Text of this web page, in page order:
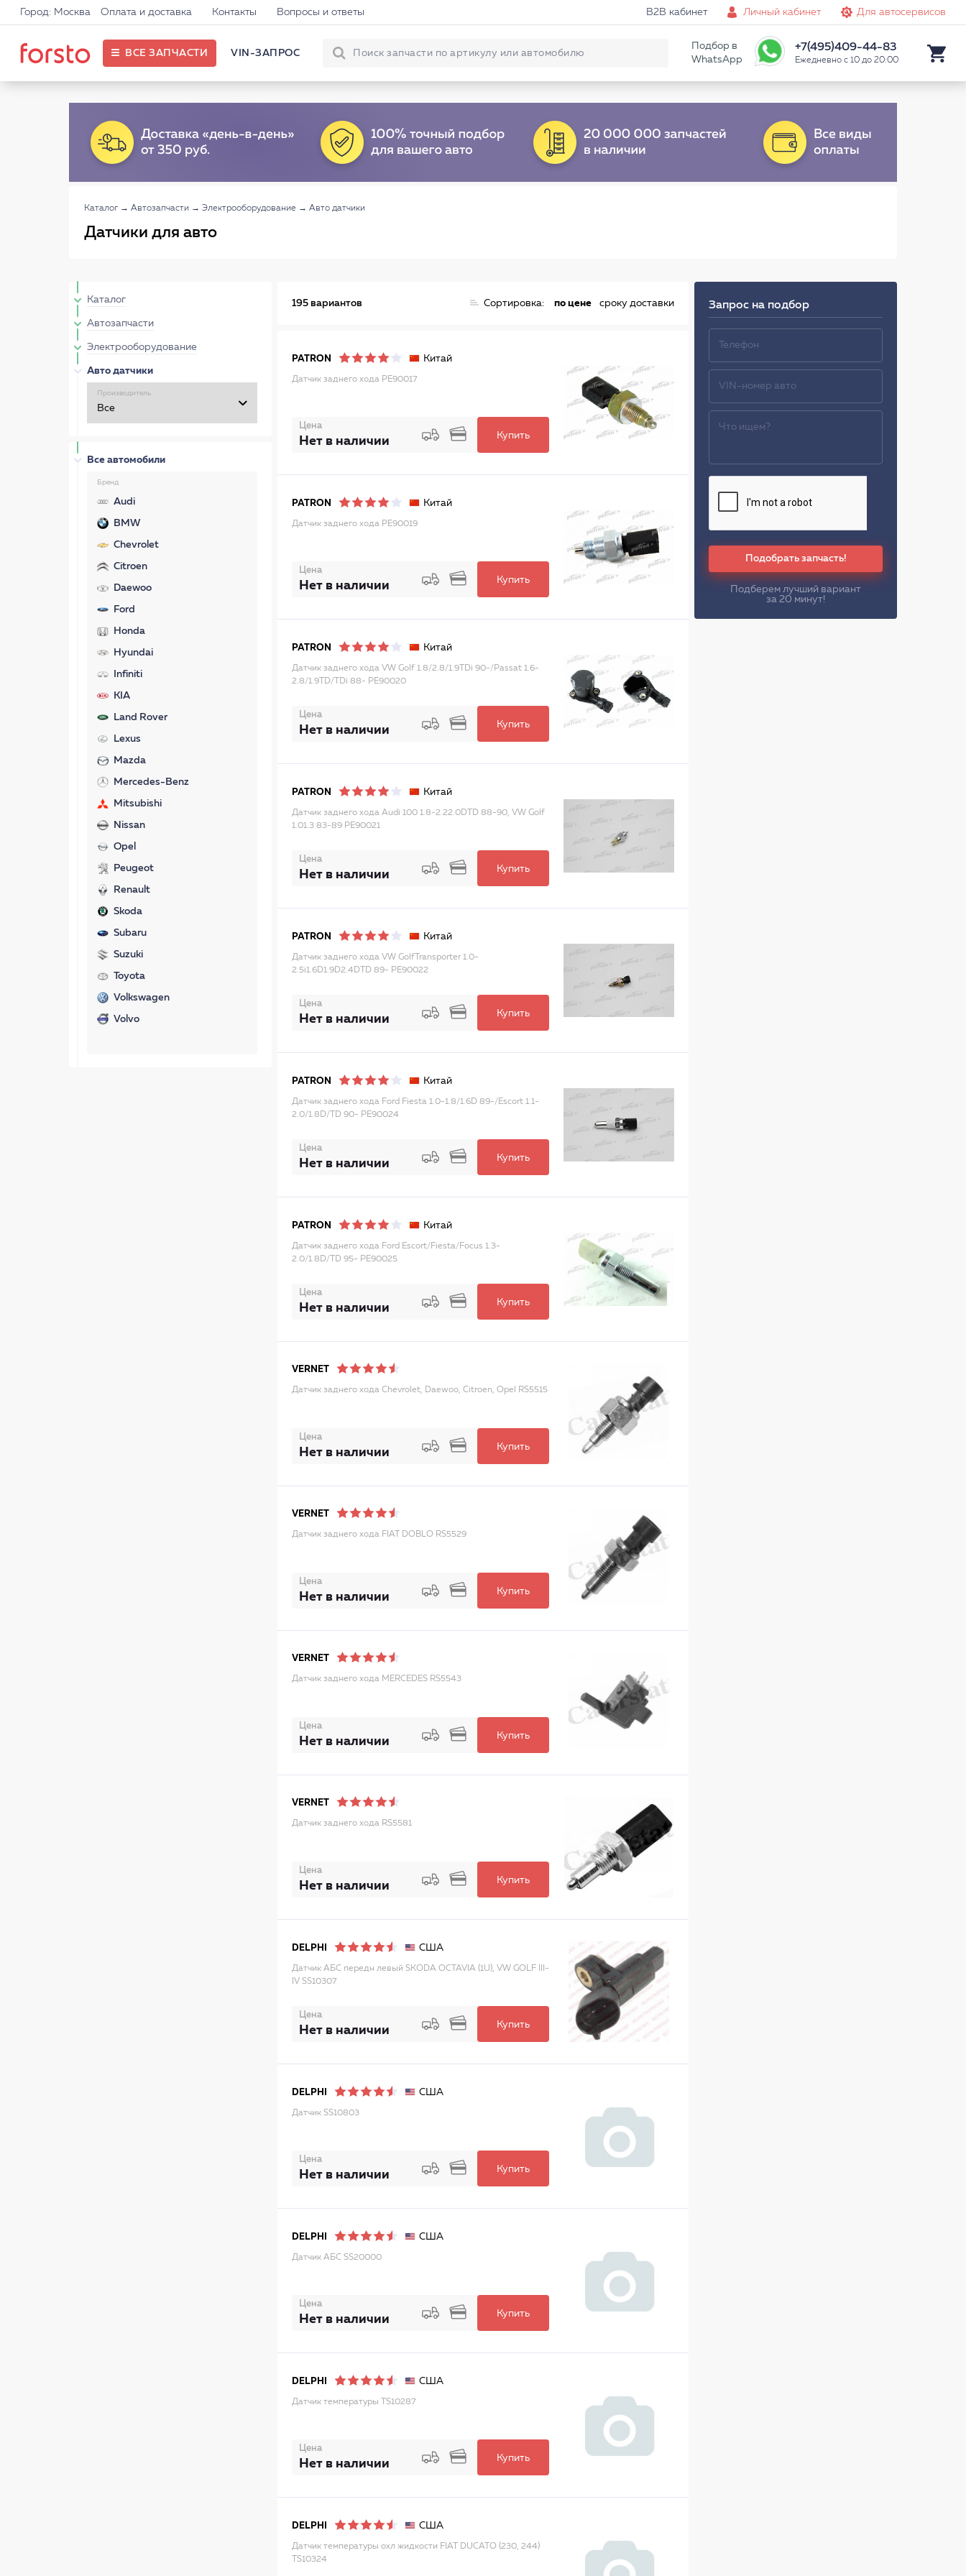
Город: Москва Оплата и доставка Контакты Вопросы и ответы B2B кабинет Личный кабинет Для автосервисов
ВСЕ ЗАПЧАСТИ VIN-ЗАПРОС
Подбор в
WhatsApp
+7(495)409-44-83
Ежедневно с 10 до 20:00
Каталог → Автозапчасти → Электрооборудование → Авто датчики
Датчики для авто
Каталог
Автозапчасти
Электрооборудование
Авто датчики
Производитель
Все автомобили
Бренд
Audi
BMW
Chevrolet
Citroen
Daewoo
Ford
Honda
Hyundai
Infiniti
KIA
Land Rover
Lexus
Mazda
Mercedes-Benz
Mitsubishi
Nissan
Opel
Peugeot
Renault
Skoda
Subaru
Suzuki
Toyota
Volkswagen
Volvo
195 вариантов Сортировка: по цене сроку доставки
PATRON Китай
Датчик заднего хода PE90017
Цена
Нет в наличии Купить
PATRON Китай
Датчик заднего хода PE90019
Цена
Нет в наличии Купить
PATRON Китай
Датчик заднего хода VW Golf 1.8/2.8/1.9TDi 90-/Passat 1.6-
2.8/1.9TD/TDi 88- PE90020
Цена
Нет в наличии Купить
PATRON Китай
Датчик заднего хода Audi 100 1.8-2.22.0DTD 88-90, VW Golf
1.01.3 83-89 PE90021
Цена
Нет в наличии Купить
PATRON Китай
Датчик заднего хода VW GolfTransporter 1.0-
2.5i1.6D1.9D2.4DTD 89- PE90022
Цена
Нет в наличии Купить
PATRON Китай
Датчик заднего хода Ford Fiesta 1.0-1.8/1.6D 89-/Escort 1.1-
2.0/1.8D/TD 90- PE90024
Цена
Нет в наличии Купить
PATRON Китай
Датчик заднего хода Ford Escort/Fiesta/Focus 1.3-
2.0/1.8D/TD 95- PE90025
Цена
Нет в наличии Купить
VERNET
Датчик заднего хода Chevrolet, Daewoo, Citroen, Opel RS5515
Цена
Нет в наличии Купить
VERNET
Датчик заднего хода FIAT DOBLO RS5529
Цена
Нет в наличии Купить
VERNET
Датчик заднего хода MERCEDES RS5543
Цена
Нет в наличии Купить
VERNET
Датчик заднего хода RS5581
Цена
Нет в наличии Купить
DELPHI США
Датчик АБС передн левый SKODA OCTAVIA (1U), VW GOLF III-
IV SS10307
Цена
Нет в наличии Купить
DELPHI США
Датчик SS10803
Цена
Нет в наличии Купить
DELPHI США
Датчик АБС SS20000
Цена
Нет в наличии Купить
DELPHI США
Датчик температуры TS10287
Цена
Нет в наличии Купить
DELPHI США
Датчик температуры охл жидкости FIAT DUCATO (230, 244)
TS10324
Запрос на подбор
Подобрать запчасть!
Подберем лучший вариант
за 20 минут!